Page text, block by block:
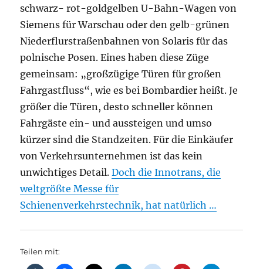
schwarz- rot-goldgelben U-Bahn-Wagen von
Siemens für Warschau oder den gelb-grünen
Niederflurstraßenbahnen von Solaris für das
polnische Posen. Eines haben diese Züge
gemeinsam: „großzügige Türen für großen
Fahrgastfluss“, wie es bei Bombardier heißt. Je
größer die Türen, desto schneller können
Fahrgäste ein- und aussteigen und umso
kürzer sind die Standzeiten. Für die Einkäufer
von Verkehrsunternehmen ist das kein
unwichtiges Detail.Doch die Innotrans, die
weltgrößte Messe für
Schienenverkehrstechnik, hat natürlich …
Teilen mit: